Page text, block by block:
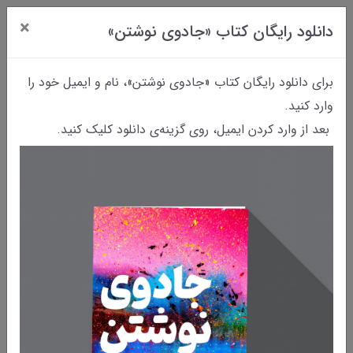
دانلود رایگان کتاب «جادوی نوشتن» ×
برای دانلود رایگان کتاب «جادوی نوشتن»، نام و ایمیل خود را
وارد کنید.
بعد از وارد کردن ایمیل، روی گزینه‌ی دانلود کلیک کنید.
​​​​کتابی که تنها در ۷ روز زندگی شما را تغییر می‌دهد.